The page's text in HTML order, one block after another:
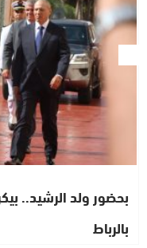
بحضور ولد الرشيد..
بالرباط